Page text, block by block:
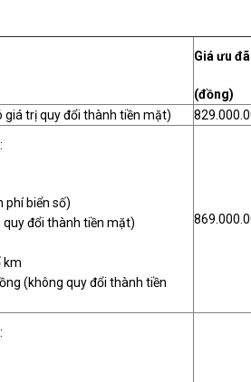
Giá ưu
(đồng)
giá trị quy đổi thành tiền mặt)
phí biển số)
đổi thành tiền mặt)
km
(không quy đổi thành tiền